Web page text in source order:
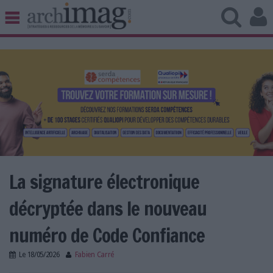
BIBLIOTHÈQUE ÉDITION
UNIVERS DATA
TRAVAIL COLLABORATIF
VIE NUMÉRIQUE
NUMÉRIQUE RESPONSABLE
LES DOSSIERS
LES NEWSLETTERS
LE MAGAZINE
La signature électronique
décryptée dans le nouveau
numéro de Code Confiance
Le 18/05/2026 Fabien Carré